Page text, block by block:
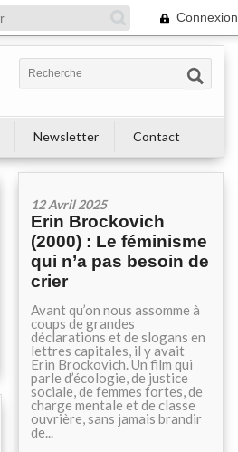
Connexion
Newsletter Contact
12 Avril 2025
Erin Brockovich
(2000) : Le féminisme
qui n’a pas besoin de
crier
Avant qu’on nous assomme à
coups de grandes
déclarations et de slogans en
lettres capitales, il y avait
Erin Brockovich. Un film qui
parle d’écologie, de justice
sociale, de femmes fortes, de
charge mentale et de classe
ouvrière, sans jamais brandir
de...